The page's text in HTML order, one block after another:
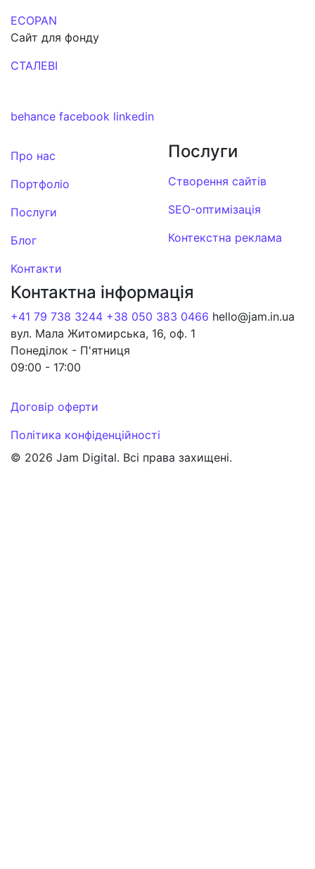
ECOPAN
Сайт для фонду
СТАЛЕВІ
behance facebook linkedin
Про нас
Портфоліо
Послуги
Блог
Контакти
Послуги
Створення сайтів
SEO-оптимізація
Контекстна реклама
Контактна інформація
+41 79 738 3244 +38 050 383 0466 hello@jam.in.ua
вул. Мала Житомирська, 16, оф. 1
Понеділок - П'ятниця
09:00 - 17:00
Договір оферти
Політика конфіденційності
© 2026 Jam Digital. Всі права захищені.